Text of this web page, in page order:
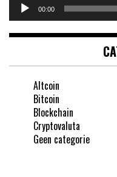
00:00
Altcoin
Bitcoin
Blockchain
Cryptovaluta
Geen categorie